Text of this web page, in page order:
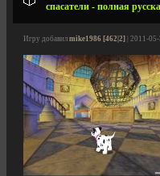
спасатели - полная
Игру добавил mike1986 [462|2] | 2011-05-